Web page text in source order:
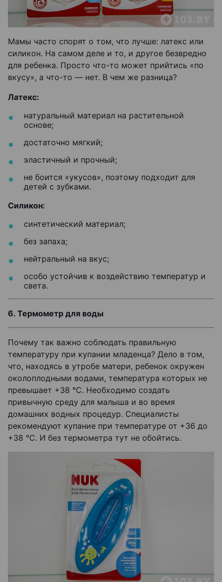
Мамы часто спорят о том, что лучше: латекс или
силикон. На самом деле и то, и другое безвредно
для ребенка. Просто что-то может прийтись «по
вкусу», а что-то — нет. В чем же разница?
Латекс:
натуральный материал на растительной
основе;
достаточно мягкий;
эластичный и прочный;
не боится «укусов», поэтому подходит для
детей с зубками.
Силикон:
синтетический материал;
без запаха;
нейтральный на вкус;
особо устойчив к воздействию температур и
света.
6. Термометр для воды
Почему так важно соблюдать правильную
температуру при купании младенца? Дело в том,
что, находясь в утробе матери, ребенок окружен
околоплодными водами, температура которых не
превышает +38 °С. Необходимо создать
привычную среду для малыша и во время
домашних водных процедур. Специалисты
рекомендуют купание при температуре от +36 до
+38 °С. И без термометра тут не обойтись.